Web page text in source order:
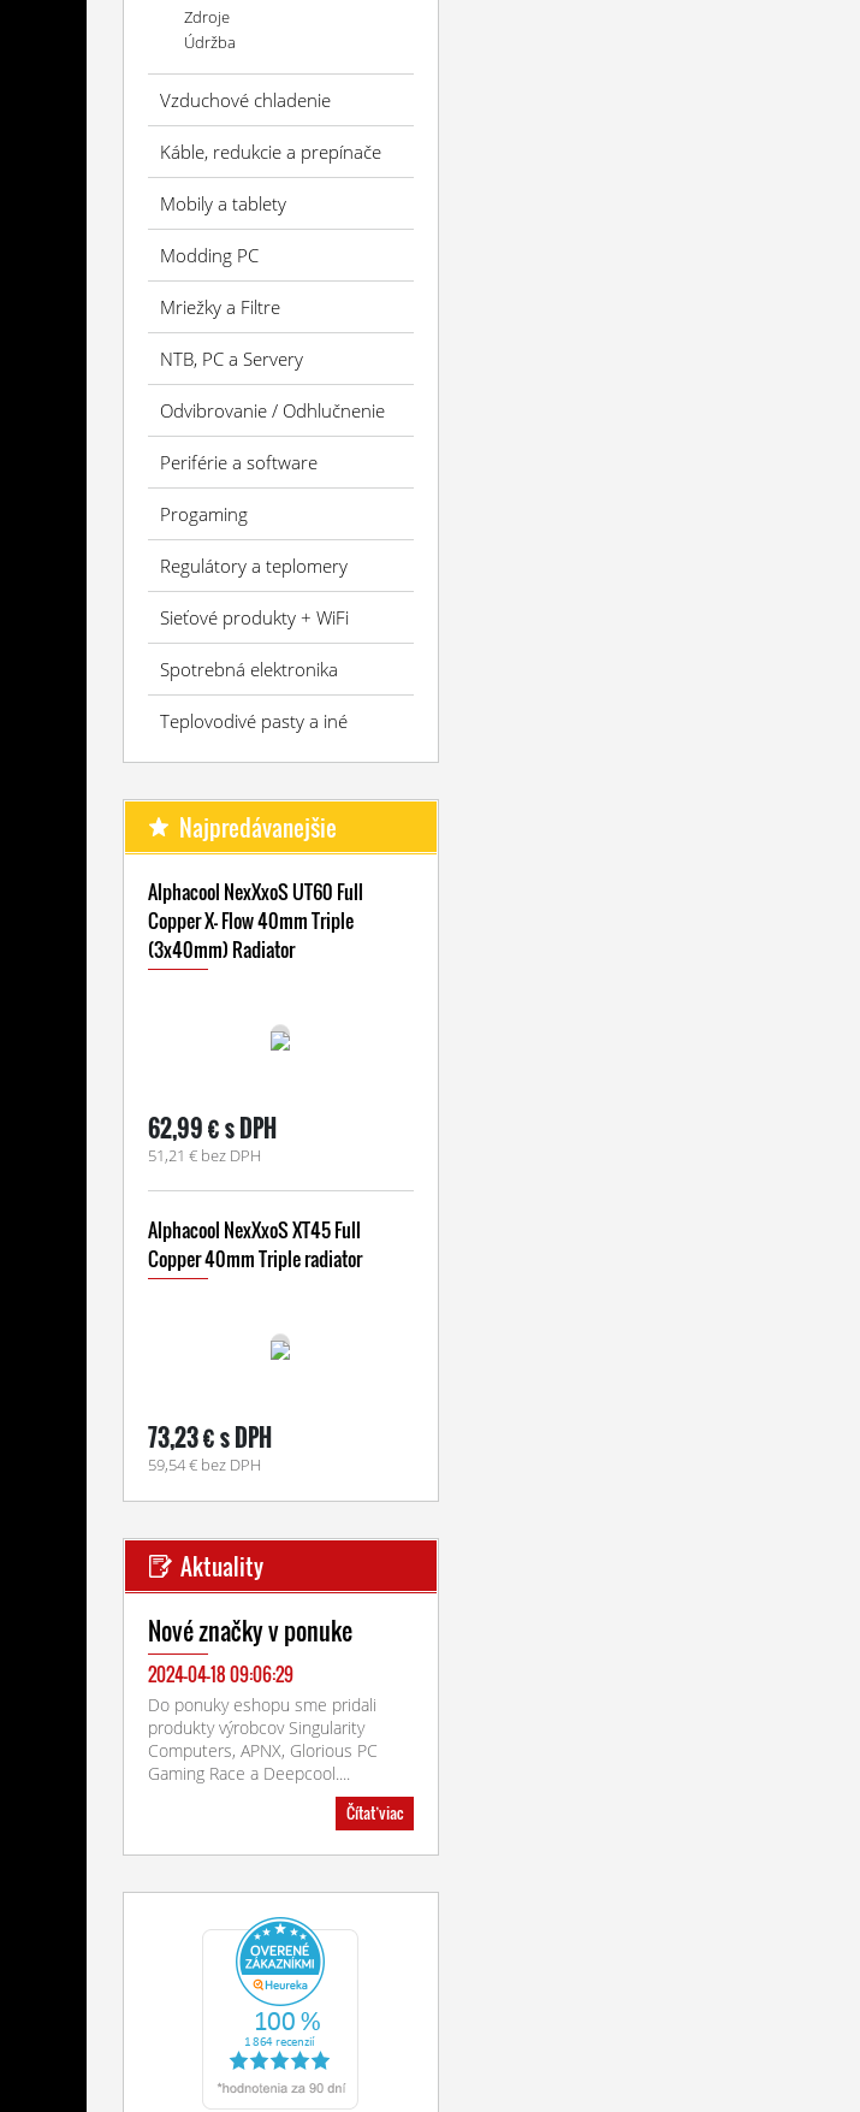
Zdroje
Údržba
Vzduchové chladenie
Káble, redukcie a prepínače
Mobily a tablety
Modding PC
Mriežky a Filtre
NTB, PC a Servery
Odvibrovanie / Odhlučnenie
Periférie a software
Progaming
Regulátory a teplomery
Sieťové produkty + WiFi
Spotrebná elektronika
Teplovodivé pasty a iné
Najpredávanejšie
Alphacool NexXxoS UT60 Full
Copper X- Flow 40mm Triple
(3x40mm) Radiator
62,99 € s DPH
51,21 € bez DPH
Alphacool NexXxoS XT45 Full
Copper 40mm Triple radiator
73,23 € s DPH
59,54 € bez DPH
Aktuality
Nové značky v ponuke
2024-04-18 09:06:29
Do ponuky eshopu sme pridali
produkty výrobcov Singularity
Computers, APNX, Glorious PC
Gaming Race a Deepcool....
Čítať viac